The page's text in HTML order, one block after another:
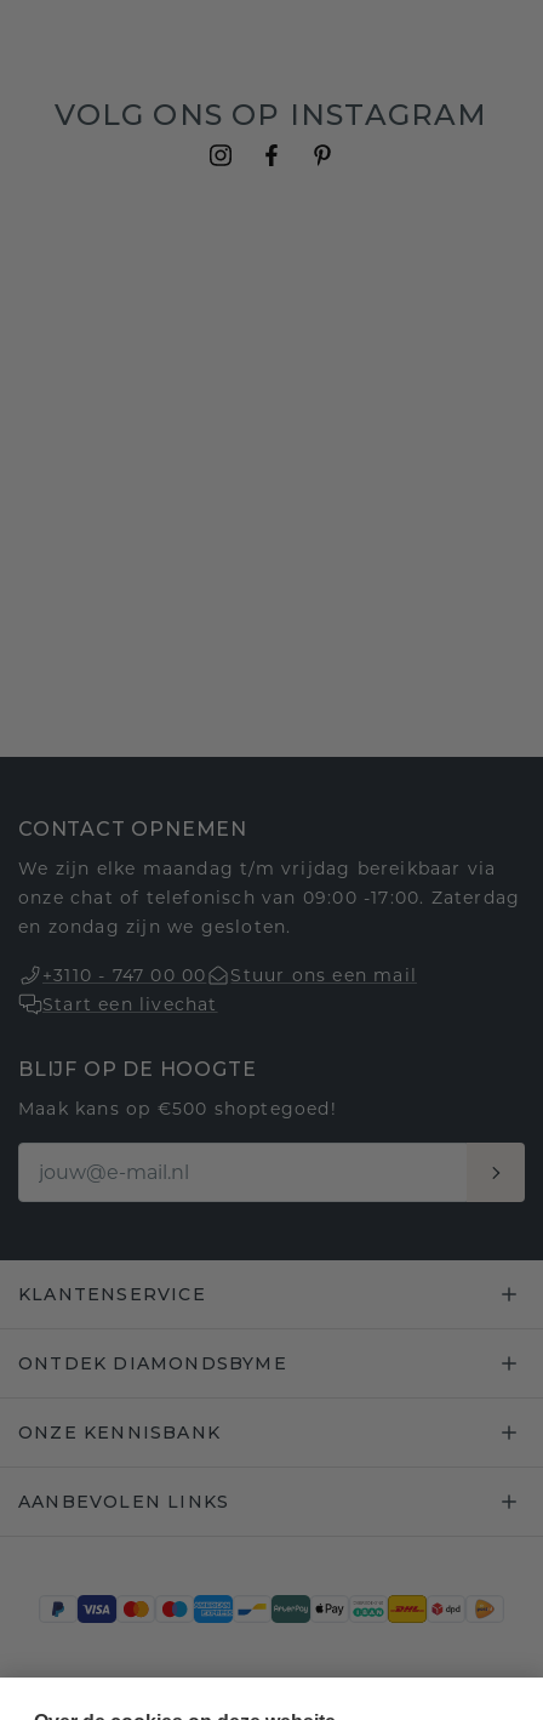
VOLG ONS OP INSTAGRAM
CONTACT OPNEMEN
We zijn elke maandag t/m vrijdag bereikbaar via
onze chat of telefonisch van 09:00 -17:00. Zaterdag
en zondag zijn we gesloten.
+3110 - 747 00 00
Stuur ons een mail
Start een livechat
BLIJF OP DE HOOGTE
Maak kans op €500 shoptegoed!
KLANTENSERVICE
ONTDEK DIAMONDSBYME
ONZE KENNISBANK
AANBEVOLEN LINKS